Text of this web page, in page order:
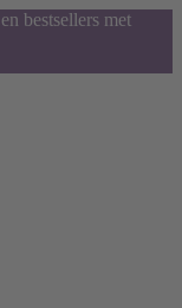
bestsellers met